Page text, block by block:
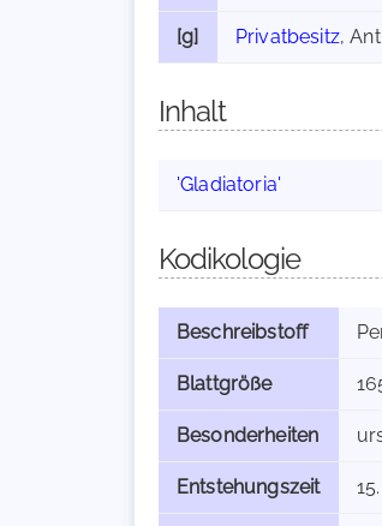
[g] Privatbesitz,
Inhalt
'Gladiatoria'
Kodikologie
Beschreibstoff
Blattgröße
Besonderheiten
Entstehungszeit